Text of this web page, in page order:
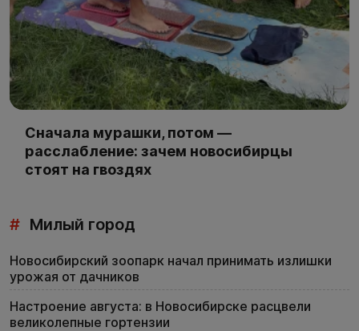
Сначала мурашки, потом —
расслабление: зачем новосибирцы
стоят на гвоздях
# Милый город
Новосибирский зоопарк начал принимать излишки
урожая от дачников
Настроение августа: в Новосибирске расцвели
великолепные гортензии